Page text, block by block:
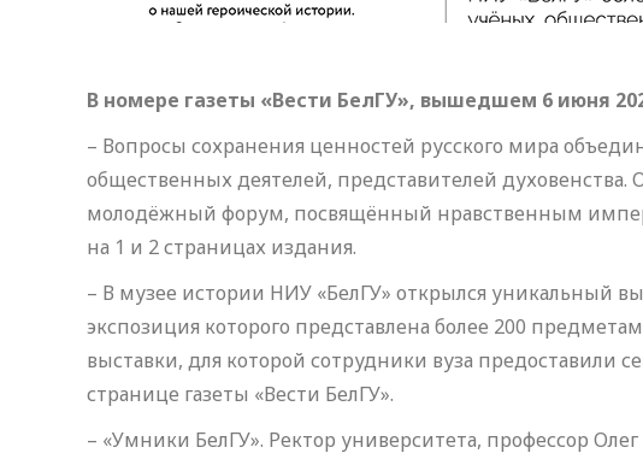
В номере газеты «Вести БелГУ», вышедшем 6 июня
– Вопросы сохранения ценностей русского мира
общественных деятелей, представителей
молодёжный форум, посвящённый нравственным
на 1 и 2 страницах издания.
– В музее истории НИУ «БелГУ» открылся уникальный
экспозиция которого представлена более 200
выставки, для которой сотрудники вуза предоставили
странице газеты «Вести БелГУ».
– «Умники БелГУ». Ректор университета, профессор